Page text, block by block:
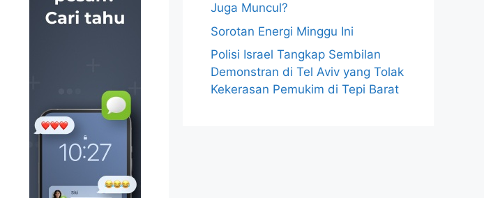
Juga Muncul?
Sorotan Energi Minggu Ini
Polisi Israel Tangkap Sembilan
Demonstran di Tel Aviv yang Tolak
Kekerasan Pemukim di Tepi Barat